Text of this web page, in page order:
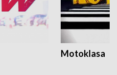
Motoklasa